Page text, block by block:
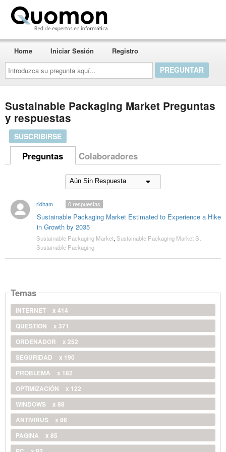
Introduzca
su
pregunta
aquí...
Home Iniciar Sesión Registro
Sustainable Packaging Market Preguntas
y respuestas
SUSCRIBIRSE
Preguntas Colaboradores
ridham
Sustainable Packaging Market Estimated to Experience a Hike
in Growth by 2035
0respuestas
Sustainable Packaging Market, Sustainable Packaging Market S,
Sustainable Packaging
Temas
INTERNET
x 414
QUESTION
x 371
ORDENADOR
x 252
SEGURIDAD
x 190
PROBLEMA
x 182
OPTIMIZACIÓN
x 122
WINDOWS
x 88
ANTIVIRUS
x 86
PAGINA
x 85